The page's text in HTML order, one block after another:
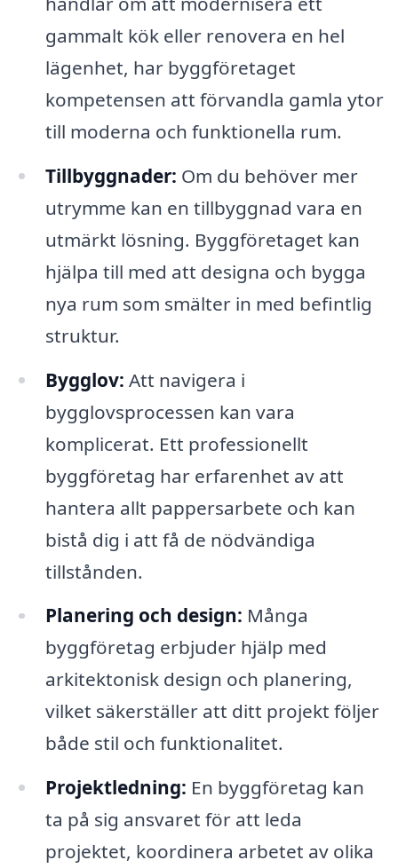
gammalt kök eller renovera en hel
lägenhet, har byggföretaget
kompetensen att förvandla gamla ytor
till moderna och funktionella rum.
Tillbyggnader: Om du behöver mer
utrymme kan en tillbyggnad vara en
utmärkt lösning. Byggföretaget kan
hjälpa till med att designa och bygga
nya rum som smälter in med befintlig
struktur.
Bygglov: Att navigera i
bygglovsprocessen kan vara
komplicerat. Ett professionellt
byggföretag har erfarenhet av att
hantera allt pappersarbete och kan
bistå dig i att få de nödvändiga
tillstånden.
Planering och design: Många
byggföretag erbjuder hjälp med
arkitektonisk design och planering,
vilket säkerställer att ditt projekt följer
både stil och funktionalitet.
Projektledning: En byggföretag kan
ta på sig ansvaret för att leda
projektet, koordinera arbetet av olika